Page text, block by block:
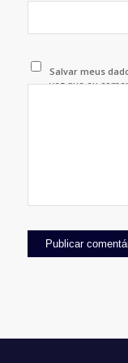
Salvar meus
vez que eu